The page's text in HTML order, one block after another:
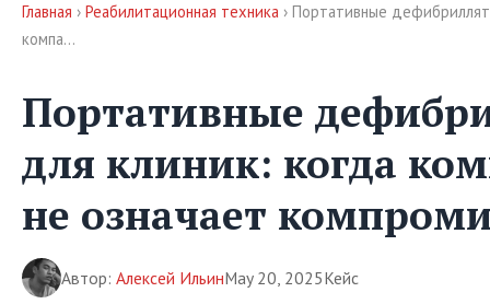
Главная › Реабилитационная техника › Портативные
компа…
Портативные
для клиник: когда
не означает
Автор: Алексей ИльинMay 20, 2025Кейс